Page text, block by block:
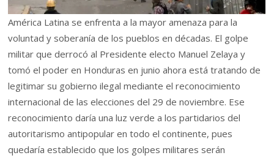
América Latina se enfrenta a la mayor amenaza para la
voluntad y soberanía de los pueblos en décadas. El golpe
militar que derrocó al Presidente electo Manuel Zelaya y
tomó el poder en Honduras en junio ahora está tratando de
legitimar su gobierno ilegal mediante el reconocimiento
internacional de las elecciones del 29 de noviembre. Ese
reconocimiento daría una luz verde a los partidarios del
autoritarismo antipopular en todo el continente, pues
quedaría establecido que los golpes militares serán